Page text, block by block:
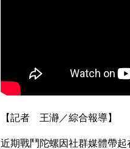
【記者 王瀞／綜合報導】
近期戰鬥陀螺因社群媒體帶起